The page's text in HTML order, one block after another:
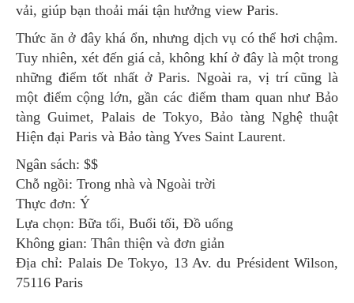
vải, giúp bạn thoải mái tận hưởng view Paris.
Thức ăn ở đây khá ổn, nhưng dịch vụ có thể hơi chậm.
Tuy nhiên, xét đến giá cả, không khí ở đây là một trong
những điểm tốt nhất ở Paris. Ngoài ra, vị trí cũng là
một điểm cộng lớn, gần các điểm tham quan như Bảo
tàng Guimet, Palais de Tokyo, Bảo tàng Nghệ thuật
Hiện đại Paris và Bảo tàng Yves Saint Laurent.
Ngân sách: $$
Chỗ ngồi: Trong nhà và Ngoài trời
Thực đơn: Ý
Lựa chọn: Bữa tối, Buổi tối, Đồ uống
Không gian: Thân thiện và đơn giản
Địa chỉ: Palais De Tokyo, 13 Av. du Président Wilson,
75116 Paris